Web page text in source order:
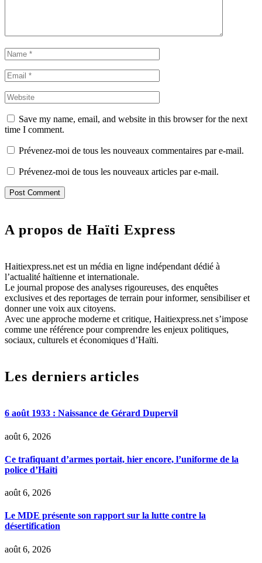
Save my name, email, and website in this browser for the next
time I comment.
Prévenez-moi de tous les nouveaux commentaires par e-mail.
Prévenez-moi de tous les nouveaux articles par e-mail.
A propos de Haïti Express
Haitiexpress.net est un média en ligne indépendant dédié à
l’actualité haïtienne et internationale.
Le journal propose des analyses rigoureuses, des enquêtes
exclusives et des reportages de terrain pour informer, sensibiliser et
donner une voix aux citoyens.
Avec une approche moderne et critique, Haitiexpress.net s’impose
comme une référence pour comprendre les enjeux politiques,
sociaux, culturels et économiques d’Haïti.
Les derniers articles
6 août 1933 : Naissance de Gérard Dupervil
août 6, 2026
Ce trafiquant d’armes portait, hier encore, l’uniforme de la
police d’Haïti
août 6, 2026
Le MDE présente son rapport sur la lutte contre la
désertification
août 6, 2026